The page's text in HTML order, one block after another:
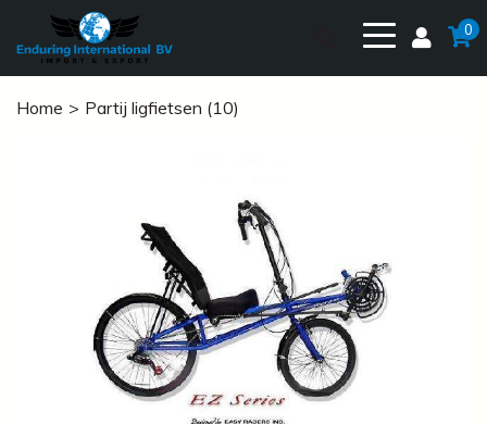
0
Home Partij ligfietsen (10)